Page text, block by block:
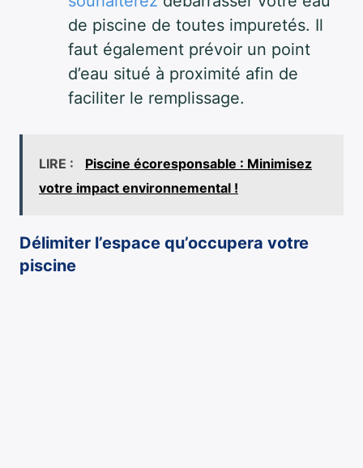
de piscine de toutes impuretés. Il
faut également prévoir un point
d’eau situé à proximité afin de
faciliter le remplissage.
LIRE :
Piscine écoresponsable : Minimisez
votre impact environnemental !
Délimiter l’espace qu’occupera votre
piscine